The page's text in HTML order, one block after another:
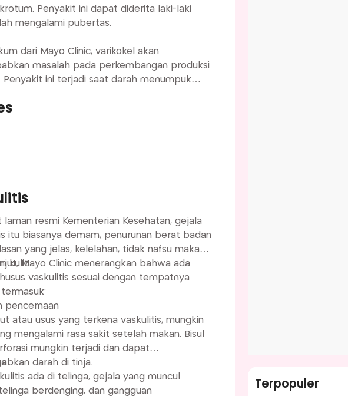
Penyakit ini dapat diderita laki-laki
mengalami pubertas.
dari Mayo Clinic, varikokel akan
masalah pada perkembangan produksi
Penyakit ini terjadi saat darah menumpuk
sangat dianjurkan melakukan
laman resmi Kementerian Kesehatan, gejala
itu biasanya demam, penurunan berat badan
yang jelas, kelelahan, tidak nafsu makan,
kulit.Mayo Clinic menerangkan bahwa ada
vaskulitis sesuai dengan tempatnya
pencernaan
atau usus yang terkena vaskulitis, mungkin
mengalami rasa sakit setelah makan. Bisul
mungkin terjadi dan dapat
darah di tinja.
ada di telinga, gejala yang muncul
berdenging, dan gangguan
Terpopuler